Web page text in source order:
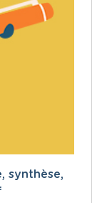
synthèse,